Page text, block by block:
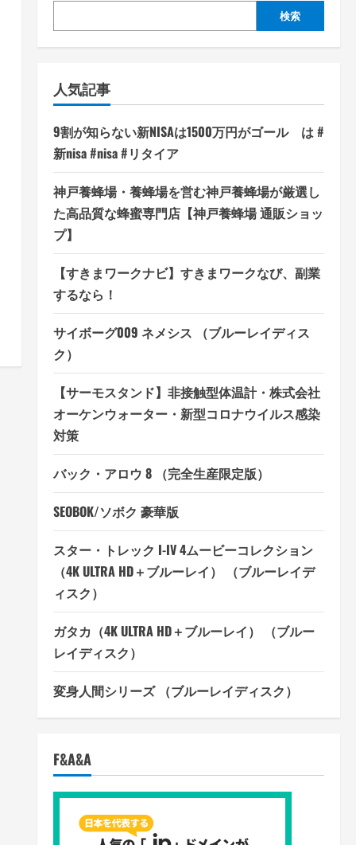
検索
人気記事
9割が知らない新NISAは1500万円がゴール は #
新nisa #nisa #リタイア
神戸養蜂場・養蜂場を営む神戸養蜂場が厳選し
た高品質な蜂蜜専門店【神戸養蜂場 通販ショッ
プ】
【すきまワークナビ】すきまワークなび、副業
するなら！
サイボーグ009 ネメシス （ブルーレイディス
ク）
【サーモスタンド】非接触型体温計・株式会社
オーケンウォーター・新型コロナウイルス感染
対策
バック・アロウ 8 （完全生産限定版）
SEOBOK/ソボク 豪華版
スター・トレック I-IV 4ムービーコレクション
（4K ULTRA HD＋ブルーレイ） （ブルーレイデ
ィスク）
ガタカ（4K ULTRA HD＋ブルーレイ） （ブルー
レイディスク）
変身人間シリーズ （ブルーレイディスク）
F&A&A